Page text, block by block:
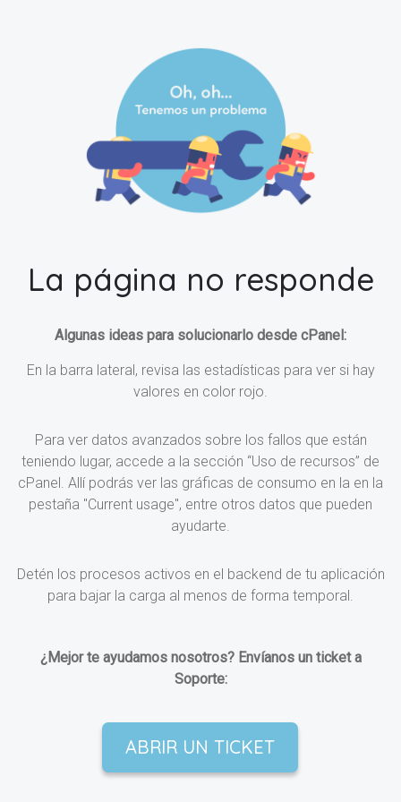
La página no responde
Algunas ideas para solucionarlo desde cPanel:
En la barra lateral, revisa las estadísticas para ver si hay
valores en color rojo.
Para ver datos avanzados sobre los fallos que están
teniendo lugar, accede a la sección “Uso de recursos” de
cPanel. Allí podrás ver las gráficas de consumo en la en la
pestaña "Current usage", entre otros datos que pueden
ayudarte.
Detén los procesos activos en el backend de tu aplicación
para bajar la carga al menos de forma temporal.
¿Mejor te ayudamos nosotros? Envíanos un ticket a
Soporte:
ABRIR UN TICKET